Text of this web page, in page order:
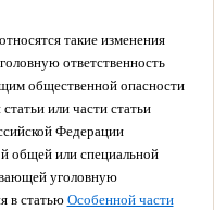
такие изменения
ответственность
общественной опасности
или части статьи
Федерации
общей или специальной
уголовную
в статью Особенной части